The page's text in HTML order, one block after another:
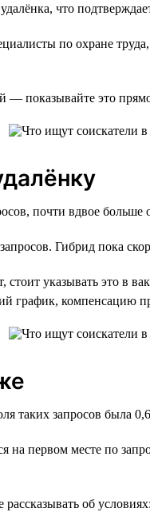
что
по охране
— показывайте это
почти вдвое
Гибрид пока
стоит указывать это
график, компенсацию
таких запросов
первом месте по
об